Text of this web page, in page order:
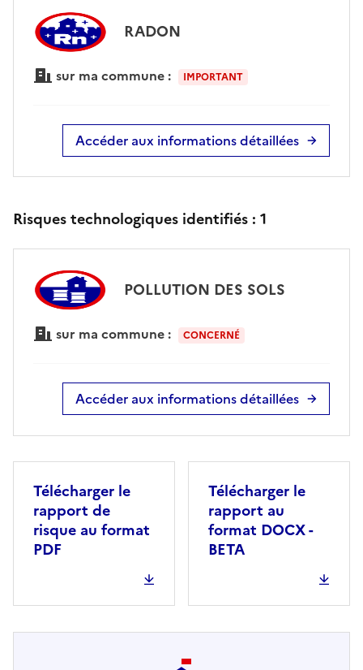
RADON
sur ma commune : IMPORTANT
Accéder aux informations détaillées
Risques technologiques identifiés : 1
POLLUTION DES SOLS
sur ma commune : CONCERNÉ
Accéder aux informations détaillées
Télécharger le
rapport de
risque au format
PDF
Télécharger le
rapport au
format DOCX -
BETA